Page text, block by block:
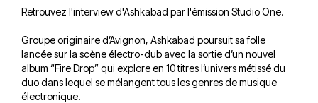
Retrouvez l'interview d'Ashkabad par l'émission Studio One.
Groupe originaire d’Avignon, Ashkabad poursuit sa folle
lancée sur la scène électro-dub avec la sortie d’un nouvel
album “Fire Drop” qui explore en 10 titres l’univers métissé du
duo dans lequel se mélangent tous les genres de musique
électronique.